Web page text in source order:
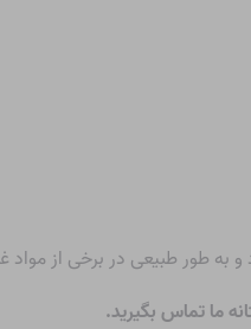
طور طبیعی در برخی از مواد
ما تماس بگیرید.